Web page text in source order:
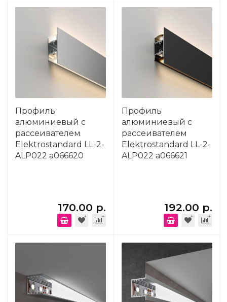
Профиль
алюминиевый с
рассеивателем
Elektrostandard LL-2-
ALP022 a066620
170.00 р.
Профиль
алюминиевый с
рассеивателем
Elektrostandard LL-2-
ALP022 a066621
192.00 р.